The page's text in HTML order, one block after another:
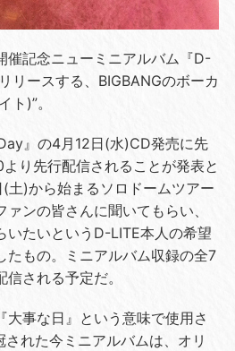
催記念ニューミニアルバム『D-
リースする、BIGBANGのボーカ
ト)”。
』の4月12日(水)CD発売に先
り先行配信されることが発表と
土)から始まるソロドームツアー
ンの皆さんに聞いてもらい、
いたいというD-LITE本人の希望
たもの。ミニアルバム収録の全7
される予定だ。
大事な日』という意味で使用さ
れた今ミニアルバムは、オリ